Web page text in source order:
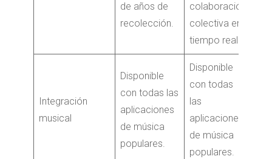
de años de
recolección.
colaboración
colectiva en
tiempo real.
Integración
musical
Disponible
con todas las
aplicaciones
de música
populares.
Disponible
con todas
las
aplicaciones
de música
populares.